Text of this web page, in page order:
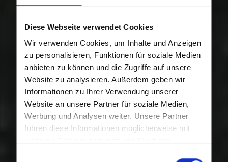
Diese Webseite verwendet Cookies
Wir verwenden Cookies, um Inhalte und Anzeigen
zu personalisieren, Funktionen für soziale Medien
anbieten zu können und die Zugriffe auf unsere
Website zu analysieren. Außerdem geben wir
Informationen zu Ihrer Verwendung unserer
Website an unsere Partner für soziale Medien,
Werbung und Analysen weiter. Unsere Partner
führen diese Informationen möglicherweise mit